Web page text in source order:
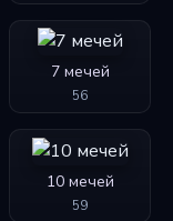
7 мечей
56
10 мечей
59